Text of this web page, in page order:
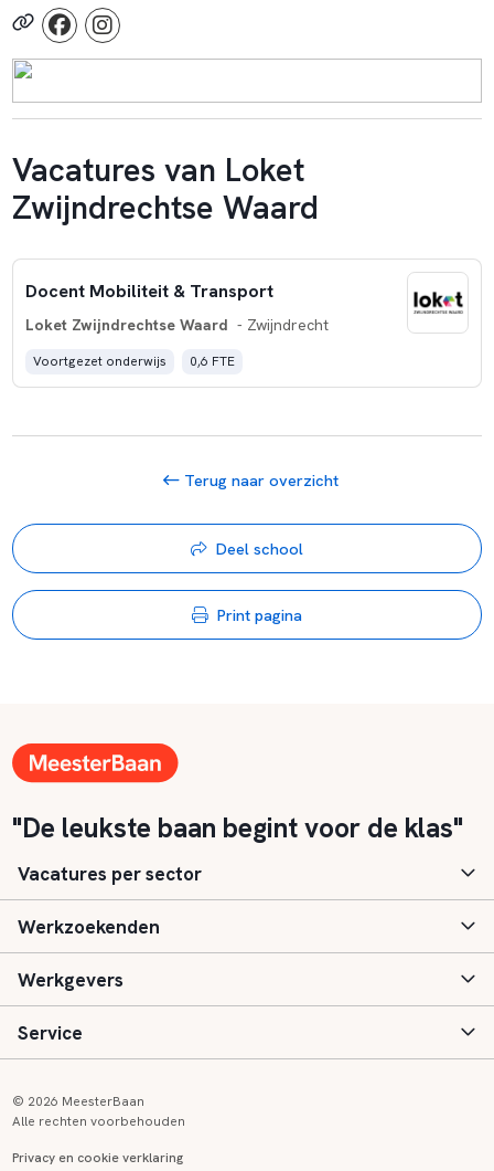
Vacatures van Loket
Zwijndrechtse Waard
Docent Mobiliteit & Transport
Loket Zwijndrechtse Waard - Zwijndrecht
Voortgezet onderwijs 0,6 FTE
Terug naar overzicht
Deel school
Print pagina
"De leukste baan begint voor de klas"
Vacatures per sector
Basisonderwijs
Speciaal (basis) onderwijs
Voortgezet onderwijs
Werkzoekenden
Aanmelden
Vacatures
Werkgevers
Inloggen
Service
© 2026 MeesterBaan
Alle rechten voorbehouden
Privacy en cookie verklaring